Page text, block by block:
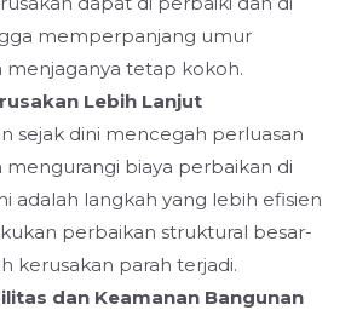
memperpanjang umur
menjaganya tetap kokoh.
Lebih Lanjut
sejak dini mencegah perluasan
mengurangi biaya perbaikan di
adalah langkah yang lebih efisien
perbaikan struktural besar-
kerusakan parah terjadi.
dan Keamanan Bangunan